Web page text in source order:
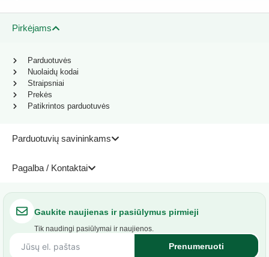
Pirkėjams
Parduotuvių savininkams
Pagalba / Kontaktai
Parduotuvės
Nuolaidų kodai
Straipsniai
Prekės
Patikrintos parduotuvės
Gaukite naujienas ir pasiūlymus pirmieji
Tik naudingi pasiūlymai ir naujienos.
Prenumeruoti